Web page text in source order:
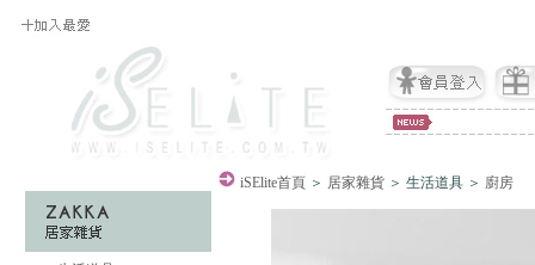
iSElite首頁 ＞ 居家雜貨 ＞ 生活道具 ＞ 廚房